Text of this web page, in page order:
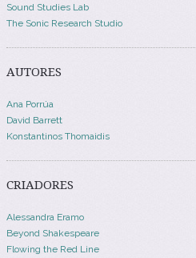
Sound Studies Lab
The Sonic Research Studio
AUTORES
Ana Porrúa
David Barrett
Konstantinos Thomaidis
CRIADORES
Alessandra Eramo
Beyond Shakespeare
Flowing the Red Line